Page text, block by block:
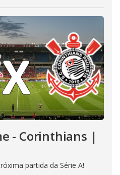
- Corinthians |
partida da Série A!